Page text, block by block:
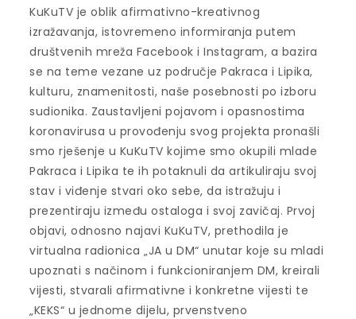
KuKuTV je oblik afirmativno-kreativnog
izražavanja, istovremeno informiranja putem
društvenih mreža Facebook i Instagram, a bazira
se na teme vezane uz područje Pakraca i Lipika,
kulturu, znamenitosti, naše posebnosti po izboru
sudionika. Zaustavljeni pojavom i opasnostima
koronavirusa u provođenju svog projekta pronašli
smo rješenje u KuKuTV kojime smo okupili mlade
Pakraca i Lipika te ih potaknuli da artikuliraju svoj
stav i viđenje stvari oko sebe, da istražuju i
prezentiraju između ostaloga i svoj zavičaj. Prvoj
objavi, odnosno najavi KuKuTV, prethodila je
virtualna radionica „JA u DM“ unutar koje su mladi
upoznati s načinom i funkcioniranjem DM, kreirali
vijesti, stvarali afirmativne i konkretne vijesti te
„KEKS“ u jednome dijelu, prvenstveno